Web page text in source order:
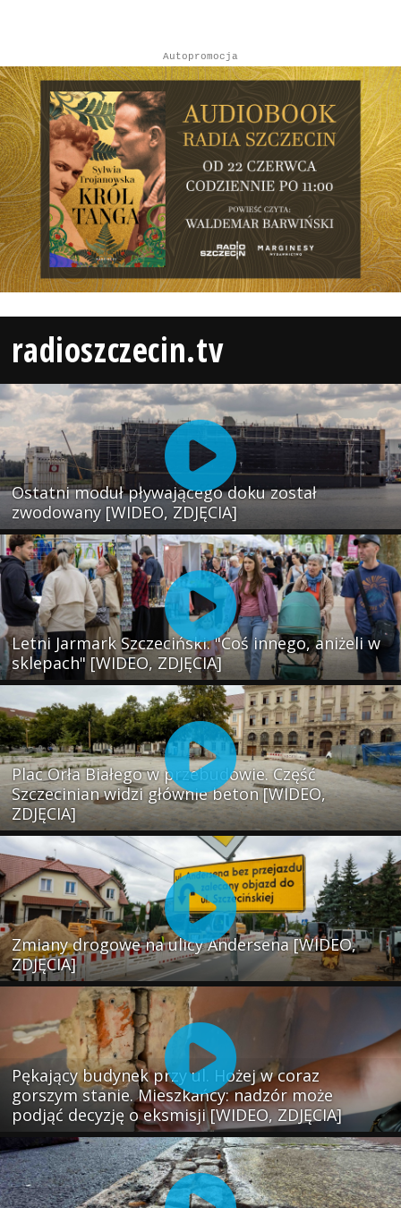
Autopromocja
radioszczecin.tv
Ostatni moduł pływającego doku został
zwodowany [WIDEO, ZDJĘCIA]
Letni Jarmark Szczeciński. "Coś innego, aniżeli w
sklepach" [WIDEO, ZDJĘCIA]
Plac Orła Białego w przebudowie. Część
Szczecinian widzi głównie beton [WIDEO,
ZDJĘCIA]
Zmiany drogowe na ulicy Andersena [WIDEO,
ZDJĘCIA]
Pękający budynek przy ul. Hożej w coraz
gorszym stanie. Mieszkańcy: nadzór może
podjąć decyzję o eksmisji [WIDEO, ZDJĘCIA]